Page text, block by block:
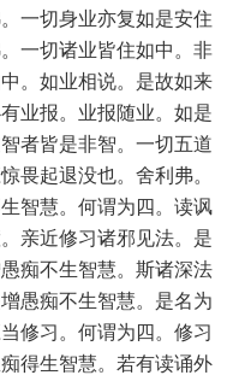
一切身业亦复如是安住
一切诸业皆住如中。非
。如业相说。是故如来
业报。业报随业。如是
者皆是非智。一切五道
畏起退没也。舍利弗。
智慧。何谓为四。读讽
亲近修习诸邪见法。是
痴不生智慧。斯诸深法
愚痴不生智慧。是名为
修习。何谓为四。修习
得生智慧。若有读诵外